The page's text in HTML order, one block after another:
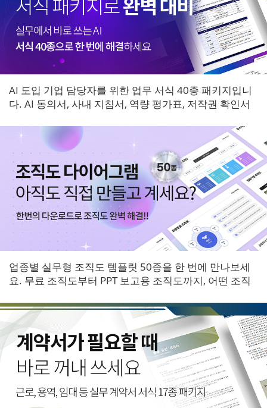
AI 도입 기업 담당자를 위한 업무 서식 40종 패키지입니
다. AI 동의서, 사내 지침서, 역량 평가표, 저작권 확인서
업종별 실무형 조직도 템플릿 50종을 한 번에 만나보세
요. 무료 조직도부터 PPT 보고용 조직도까지, 어떤 조직